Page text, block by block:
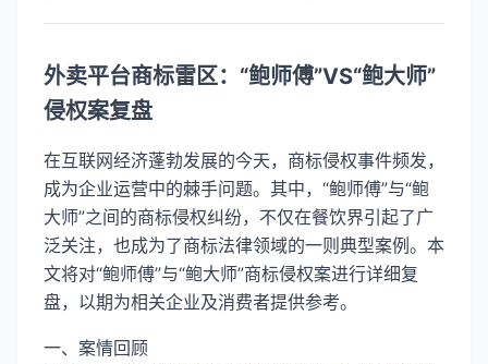
外卖平台商标雷区：“鲍师傅”VS“鲍大师”
侵权案复盘
在互联网经济蓬勃发展的今天，商标侵权事件频发，
成为企业运营中的棘手问题。其中，“鲍师傅”与“鲍
大师”之间的商标侵权纠纷，不仅在餐饮界引起了广
泛关注，也成为了商标法律领域的一则典型案例。本
文将对“鲍师傅”与“鲍大师”商标侵权案进行详细复
盘，以期为相关企业及消费者提供参考。
一、案情回顾